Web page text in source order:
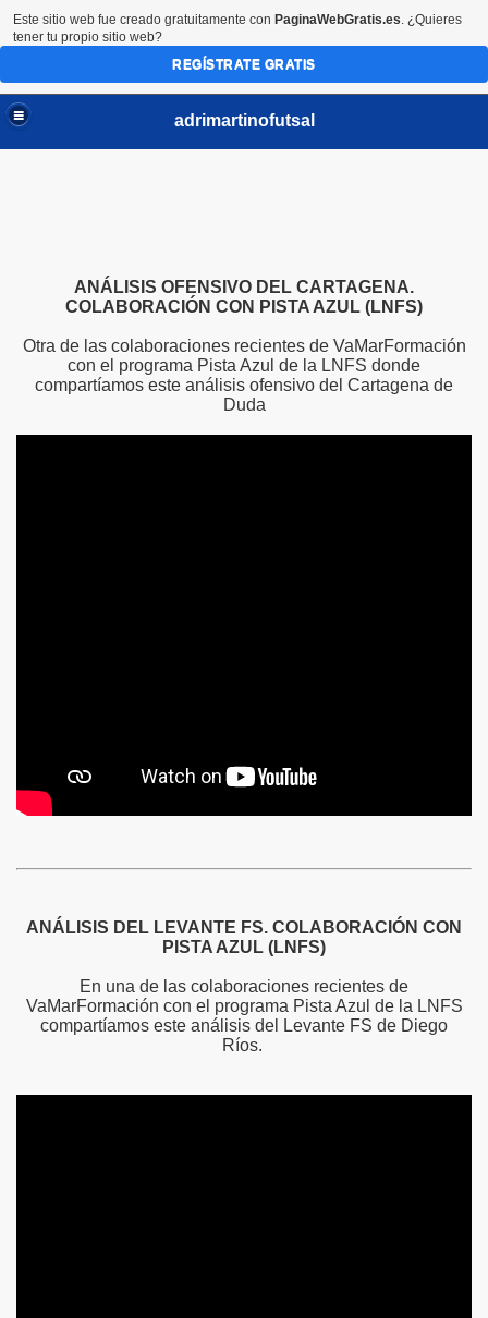
adrimartinofutsal
ANÁLISIS OFENSIVO DEL CARTAGENA.
COLABORACIÓN CON PISTA AZUL (LNFS)
Otra de las colaboraciones recientes de VaMarFormación
con el programa Pista Azul de la LNFS donde
compartíamos este análisis ofensivo del Cartagena de
Duda
ANÁLISIS DEL LEVANTE FS. COLABORACIÓN CON
PISTA AZUL (LNFS)
En una de las colaboraciones recientes de
VaMarFormación con el programa Pista Azul de la LNFS
compartíamos este análisis del Levante FS de Diego
Ríos.
Este sitio web fue creado gratuitamente con PaginaWebGratis.es. ¿Quieres
tener tu propio sitio web?
REGÍSTRATE GRATIS